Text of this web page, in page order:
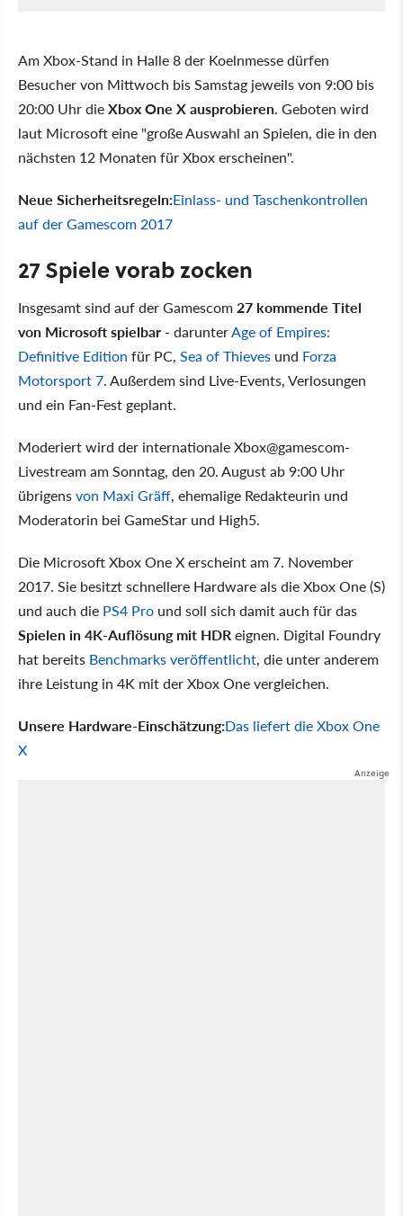
Am Xbox-Stand in Halle 8 der Koelnmesse dürfen
Besucher von Mittwoch bis Samstag jeweils von 9:00 bis
20:00 Uhr dieXbox One X ausprobieren. Geboten wird
laut Microsoft eine "große Auswahl an Spielen, die in den
nächsten 12 Monaten für Xbox erscheinen".
Neue Sicherheitsregeln:Einlass- und Taschenkontrollen
auf der Gamescom 2017
27 Spiele vorab zocken
Insgesamt sind auf der Gamescom 27 kommende Titel
von Microsoft spielbar - darunterAge of Empires:
Definitive Edition für PC, Sea of Thieves und Forza
Motorsport 7. Außerdem sind Live-Events, Verlosungen
und ein Fan-Fest geplant.
Moderiert wird der internationale Xbox@gamescom-
Livestream am Sonntag, den 20. August ab 9:00 Uhr
übrigensvon Maxi Gräff, ehemalige Redakteurin und
Moderatorin bei GameStar und High5.
Die Microsoft Xbox One X erscheint am 7. November
2017. Sie besitzt schnellere Hardware als die Xbox One (S)
und auch die PS4 Pro und soll sich damit auch für das
Spielen in 4K-Auflösung mit HDReignen. Digital Foundry
hat bereits Benchmarks veröffentlicht, die unter anderem
ihre Leistung in 4K mit der Xbox One vergleichen.
Unsere Hardware-Einschätzung:Das liefert die Xbox One
X